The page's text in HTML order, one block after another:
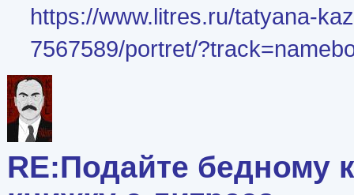
https://www.litres.ru/tatyana-
7567589/portret/
RE:Подайте бедному